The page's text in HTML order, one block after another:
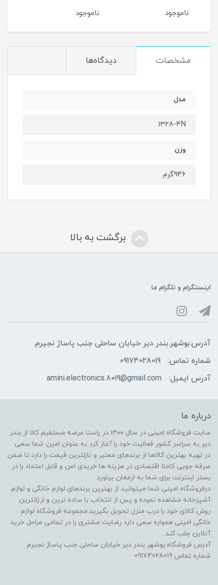
ناموجود ناموجود
مشخصات دیدگاه‌ها
مدل
1328-4N
وزن
946گرم
برگشت به بالا
اینستگرام و تلگرام ما
آدرس:بوشهر.بندر دیر خیابان ساحلی جنب پاساژ نجیرم
شماره تماس:
09174028019
آدرس ایمیل:
amini.electronics.8019@gmail.com
درباره ما
سایت فروشگاه امینی در سال ۱۴۰۰ در راستا عرضه مستقیم کالا از بندر
دیر به سراسر کشور فعالیت خود را آغاز کرد به عنوان امین شما سعی
در تهیه بهترین کالاها از برندهای معتبر و نازلترین قیمت را دارد تا ضمن
صرفه جویی کاملا اقتصادی در هزینه ها خریدی امن و قابل اعتماد را در
بستر اینترنت برای شما به ارمغان بیاورد.
درفروشگاه امینی شما میتوانید از بهترین برندهای لوازم خانگی و لوازم
آشپزخانه مشاهده نموده و پس از انتخاب با ساده ترین و ارزانترین
روش کالای خود را درب منزل تحویل بگیرید.مجموعه فروشگاه لوازم
خانگی امینی همواره سعی دارد رضایت مشتری را در تمامی مراحل خرید
آنلاین جلب کند.
آدرس فروشگاه:بوشهر بندر دیر خیابان ساحلی جنب پاساژ نجیرم
شماره تماس 09174028019